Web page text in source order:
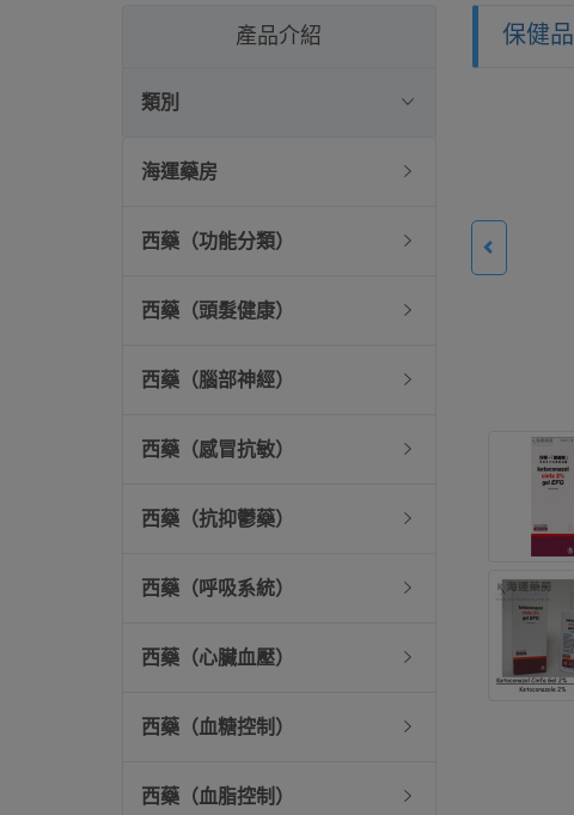
產品介紹
類別
海運藥房
西藥（功能分類）
西藥（頭髮健康）
西藥（腦部神經）
西藥（感冒抗敏）
西藥（抗抑鬱藥）
西藥（呼吸系統）
西藥（心臟血壓）
西藥（血糖控制）
西藥（血脂控制）
保健品